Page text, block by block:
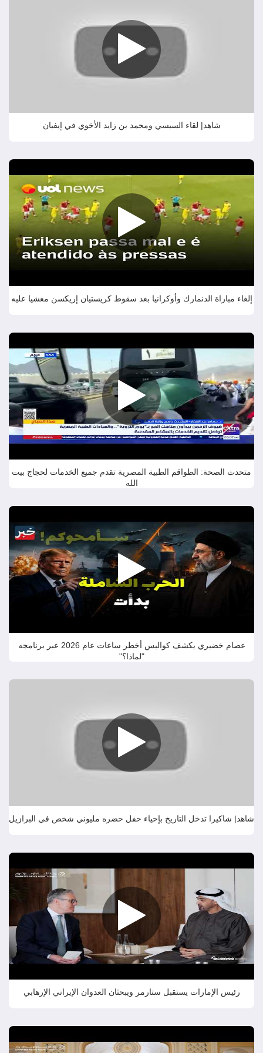
شاهد| لقاء السيسي ومحمد بن زايد الأخوي في إيفيان
إلغاء مباراة الدنمارك وأوكرانيا بعد سقوط كريستيان إريكسن مغشيا عليه
متحدث الصحة: الطواقم الطبية المصرية تقدم جميع الخدمات لحجاج بيت
الله
عصام خضيري يكشف كواليس أخطر ساعات عام 2026 عبر برنامجه
"لماذا؟"
شاهد| شاكيرا تدخل التاريخ بإحياء حفل حضره مليوني شخص في البرازيل
رئيس الإمارات يستقبل ستارمر ويبحثان العدوان الإيراني الإرهابي